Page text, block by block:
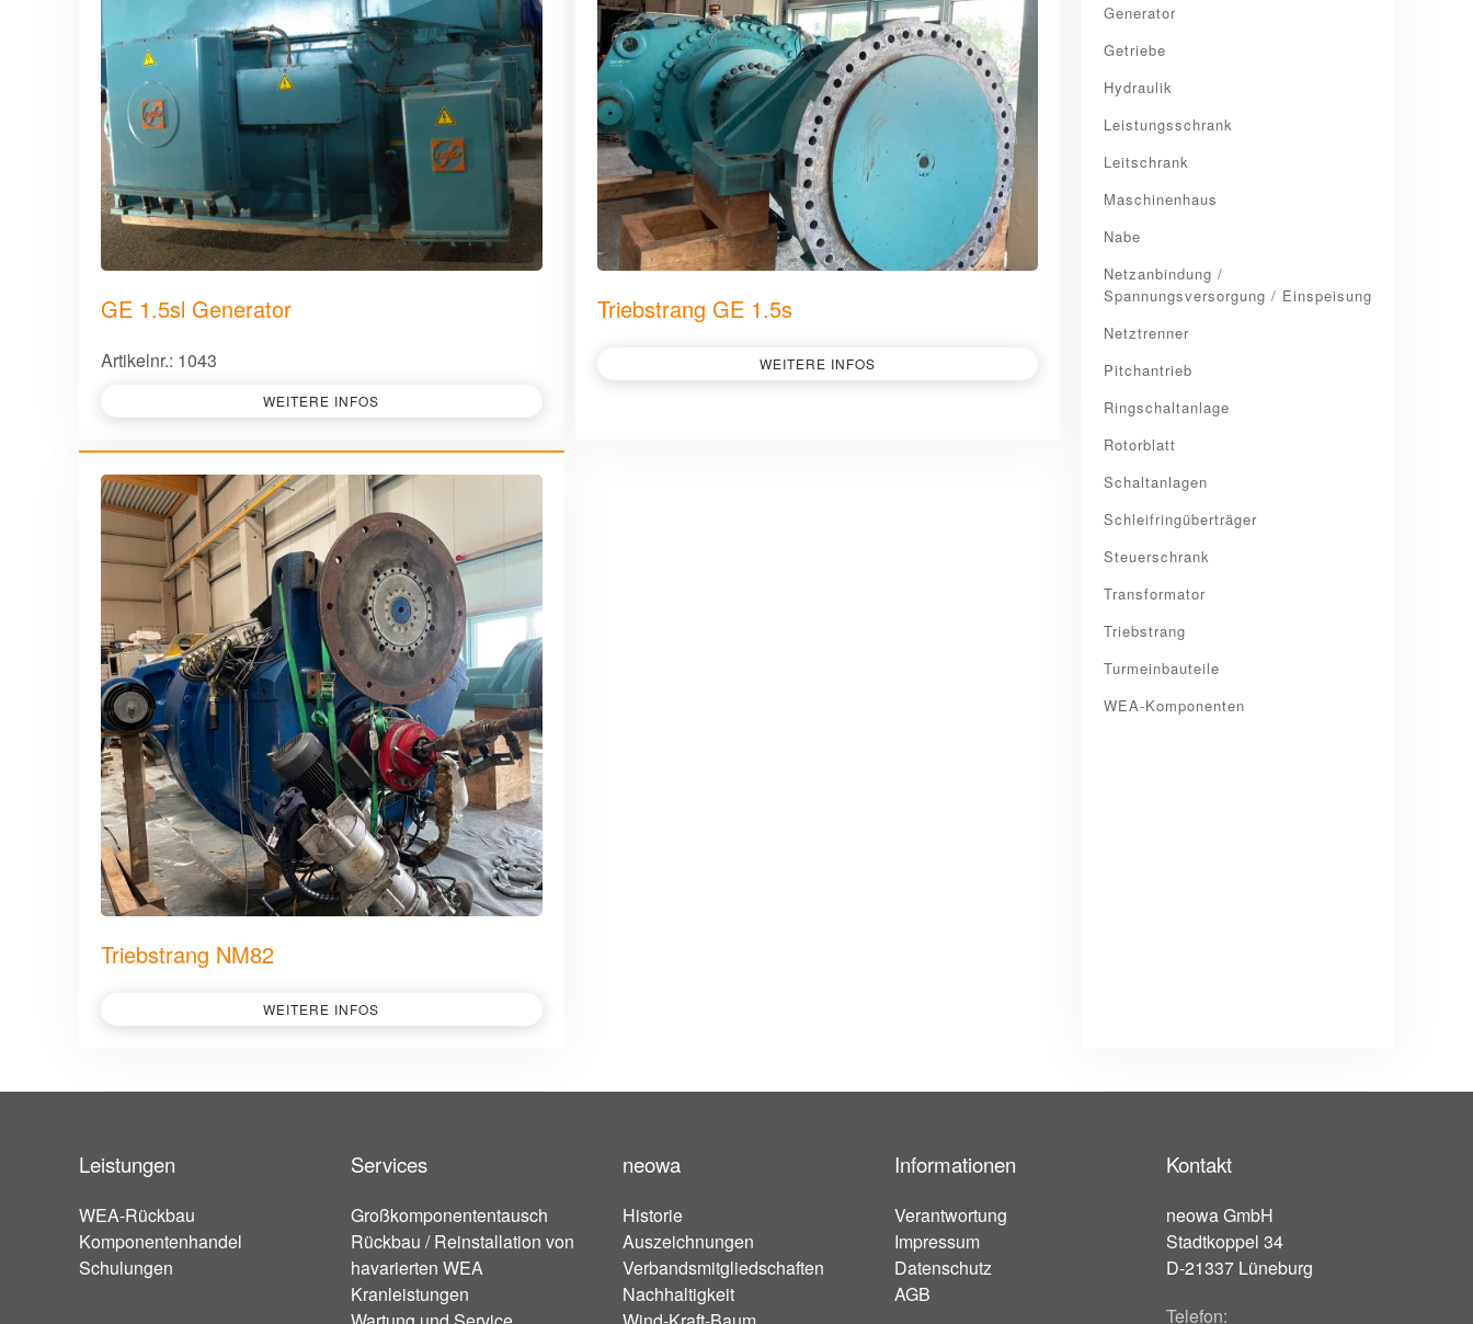
GE 1.5sl Generator
Artikelnr.: 1043
WEITERE INFOS
Triebstrang GE 1.5s
WEITERE INFOS
Triebstrang NM82
WEITERE INFOS
Generator
Getriebe
Hydraulik
Leistungsschrank
Leitschrank
Maschinenhaus
Nabe
Netzanbindung /
Spannungsversorgung / Einspeisung
Netztrenner
Pitchantrieb
Ringschaltanlage
Rotorblatt
Schaltanlagen
Schleifringüberträger
Steuerschrank
Transformator
Triebstrang
Turmeinbauteile
WEA-Komponenten
Leistungen
WEA-Rückbau
Komponentenhandel
Schulungen
Services
Großkomponententausch
Rückbau / Reinstallation von
havarierten WEA
Kranleistungen
neowa
Historie
Auszeichnungen
Verbandsmitgliedschaften
Nachhaltigkeit
Informationen
Verantwortung
Impressum
Datenschutz
AGB
Kontakt
neowa GmbH
Stadtkoppel 34
D-21337 Lüneburg
Telefon: